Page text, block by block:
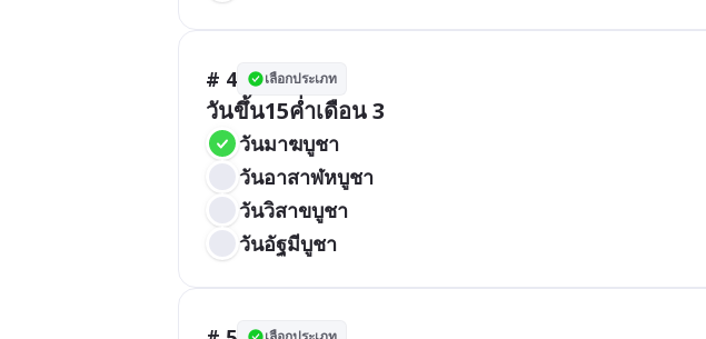
# 4 เลือกประเภท
วันขึ้น15ค่ำเดือน 3
วันมาฆบูชา
วันอาสาฬหบูชา
วันวิสาขบูชา
วันอัฐมีบูชา